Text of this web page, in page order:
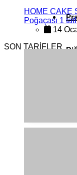
HOME CAKE
Poğaçası 1
14
SON TARİFLER